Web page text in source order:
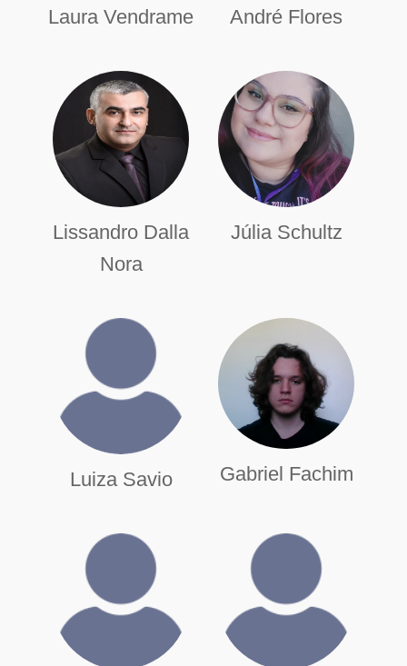
Laura Vendrame André Flores
Lissandro Dalla
Nora
Júlia Schultz
Luiza Savio Gabriel Fachim